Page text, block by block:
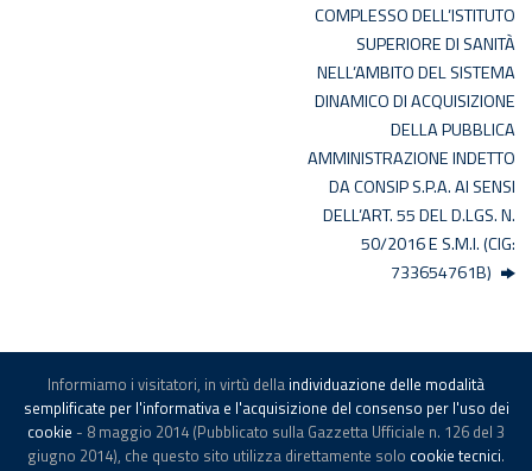
COMPLESSO DELL’ISTITUTO
SUPERIORE DI SANITÀ
NELL’AMBITO DEL SISTEMA
DINAMICO DI ACQUISIZIONE
DELLA PUBBLICA
AMMINISTRAZIONE INDETTO
DA CONSIP S.P.A. AI SENSI
DELL’ART. 55 DEL D.LGS. N.
50/2016 E S.M.I. (CIG:
733654761B)
© -Istituto Superiore di Sanità-Note legali
Informiamo i visitatori, in virtù della individuazione delle modalità
semplificate per l'informativa e l'acquisizione del consenso per l'uso dei
cookie - 8 maggio 2014 (Pubblicato sulla Gazzetta Ufficiale n. 126 del 3
giugno 2014), che questo sito utilizza direttamente solo cookie tecnici.